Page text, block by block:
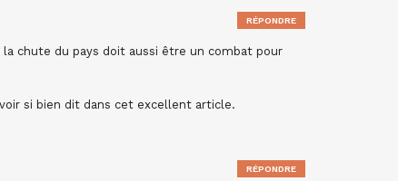
chute du pays doit aussi être un combat pour
si bien dit dans cet excellent article.
RÉPONDRE
RÉPONDRE